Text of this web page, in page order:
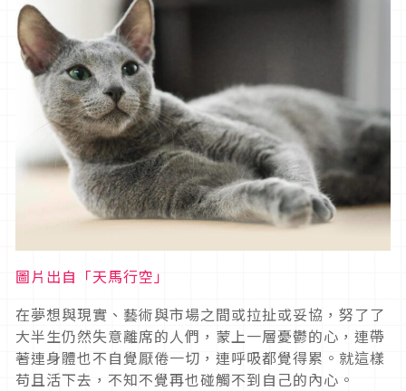
圖片出自「天馬行空」
在夢想與現實、藝術與市場之間或拉扯或妥協，努了了
大半生仍然失意離席的人們，蒙上一層憂鬱的心，連帶
著連身體也不自覺厭倦一切，連呼吸都覺得累。就這樣
苟且活下去，不知不覺再也碰觸不到自己的內心。